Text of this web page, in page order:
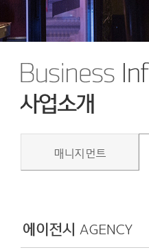
매니지먼트